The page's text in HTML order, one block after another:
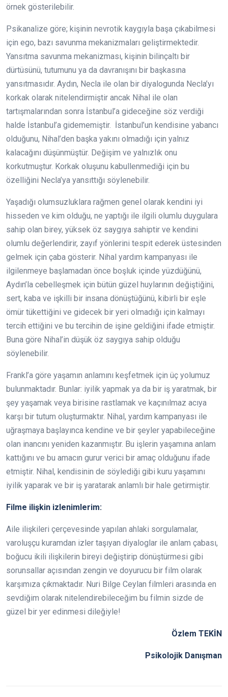
örnek gösterilebilir.
Psikanalize göre; kişinin nevrotik kaygıyla başa çıkabilmesi
için ego, bazı savunma mekanizmaları geliştirmektedir.
Yansıtma savunma mekanizması, kişinin bilinçaltı bir
dürtüsünü, tutumunu ya da davranışını bir başkasına
yansıtmasıdır. Aydın, Necla ile olan bir diyalogunda Necla’yı
korkak olarak nitelendirmiştir ancak Nihal ile olan
tartışmalarından sonra İstanbul’a gideceğine söz verdiği
halde İstanbul’a gidememiştir. İstanbul’un kendisine yabancı
olduğunu, Nihal’den başka yakını olmadığı için yalnız
kalacağını düşünmüştür. Değişim ve yalnızlık onu
korkutmuştur. Korkak oluşunu kabullenmediği için bu
özelliğini Necla’ya yansıttığı söylenebilir.
Yaşadığı olumsuzluklara rağmen genel olarak kendini iyi
hisseden ve kim olduğu, ne yaptığı ile ilgili olumlu duygulara
sahip olan birey, yüksek öz saygıya sahiptir ve kendini
olumlu değerlendirir, zayıf yönlerini tespit ederek üstesinden
gelmek için çaba gösterir. Nihal yardım kampanyası ile
ilgilenmeye başlamadan önce boşluk içinde yüzdüğünü,
Aydın’la cebelleşmek için bütün güzel huylarının değiştiğini,
sert, kaba ve işkilli bir insana dönüştüğünü, kibirli bir eşle
ömür tükettiğini ve gidecek bir yeri olmadığı için kalmayı
tercih ettiğini ve bu tercihin de işine geldiğini ifade etmiştir.
Buna göre Nihal’in düşük öz saygıya sahip olduğu
söylenebilir.
Frankl’a göre yaşamın anlamını keşfetmek için üç yolumuz
bulunmaktadır. Bunlar: iyilik yapmak ya da bir iş yaratmak, bir
şey yaşamak veya birisine rastlamak ve kaçınılmaz acıya
karşı bir tutum oluşturmaktır. Nihal, yardım kampanyası ile
uğraşmaya başlayınca kendine ve bir şeyler yapabileceğine
olan inancını yeniden kazanmıştır. Bu işlerin yaşamına anlam
kattığını ve bu amacın gurur verici bir amaç olduğunu ifade
etmiştir. Nihal, kendisinin de söylediği gibi kuru yaşamını
iyilik yaparak ve bir iş yaratarak anlamlı bir hale getirmiştir.
Filme ilişkin izlenimlerim:
Aile ilişkileri çerçevesinde yapılan ahlaki sorgulamalar,
varoluşçu kuramdan izler taşıyan diyaloglar ile anlam çabası,
boğucu ikili ilişkilerin bireyi değiştirip dönüştürmesi gibi
sorunsallar açısından zengin ve doyurucu bir film olarak
karşımıza çıkmaktadır. Nuri Bilge Ceylan filmleri arasında en
sevdiğim olarak nitelendirebileceğim bu filmin sizde de
güzel bir yer edinmesi dileğiyle!
Özlem TEKİN
Psikolojik Danışman